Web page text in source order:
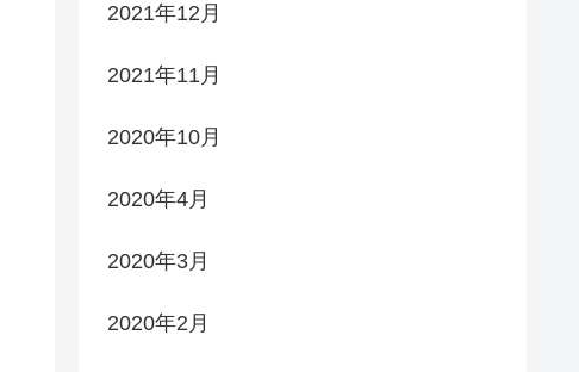
2021年12月
2021年11月
2020年10月
2020年4月
2020年3月
2020年2月